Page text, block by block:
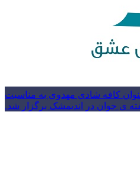
کافه شادی مهدوی به مناسبت
ی جوان در اندیمشک برگزار شد.